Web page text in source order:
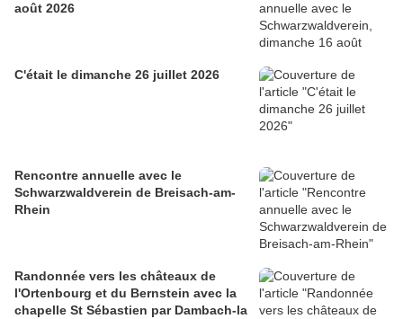
août 2026
C'était le dimanche 26 juillet 2026
Rencontre annuelle avec le
Schwarzwaldverein de Breisach-am-
Rhein
Randonnée vers les châteaux de
l'Ortenbourg et du Bernstein avec la
chapelle St Sébastien par Dambach-la